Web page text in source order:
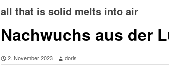
all that is solid melts into air
Nachwuchs aus der
2. November 2023 doris